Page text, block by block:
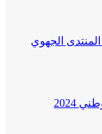
الجهوي
2024